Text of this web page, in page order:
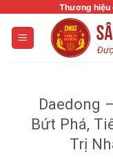
content
Thương hiệu
Daedong
Bứt Phá,
Trị